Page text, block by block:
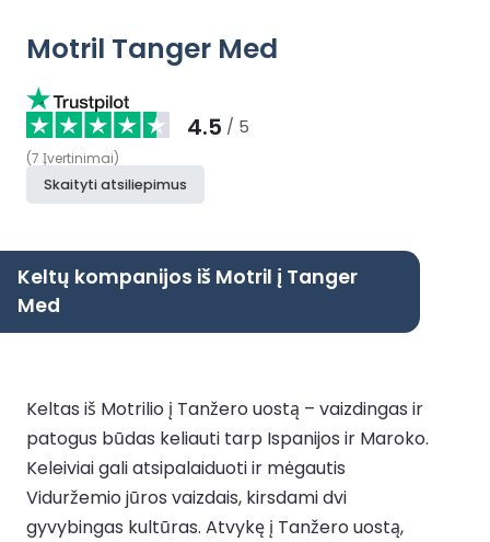
Motril Tanger Med
4.5 / 5
(7 Įvertinimai)
Skaityti atsiliepimus
Keltų kompanijos iš Motril į Tanger
Med
Keltas iš Motrilio į Tanžero uostą – vaizdingas ir
patogus būdas keliauti tarp Ispanijos ir Maroko.
Keleiviai gali atsipalaiduoti ir mėgautis
Viduržemio jūros vaizdais, kirsdami dvi
gyvybingas kultūras. Atvykę į Tanžero uostą,